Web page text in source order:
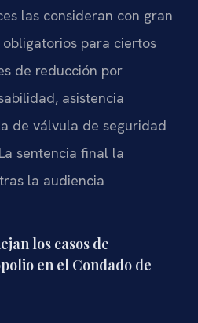
las consideran con gran
obligatorios para ciertos
de reducción por
asistencia
de válvula de seguridad
sentencia final la
la audiencia
los casos de
en el Condado de